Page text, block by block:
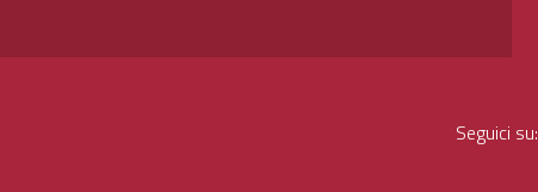
Seguici su: